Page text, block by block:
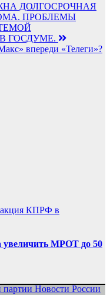
ДОЛГОСРОЧНАЯ
ПРОБЛЕМЫ
ГОСДУМЕ.
впереди «Телеги»?
КПРФ в
МРОТ до 50
партии Новости России